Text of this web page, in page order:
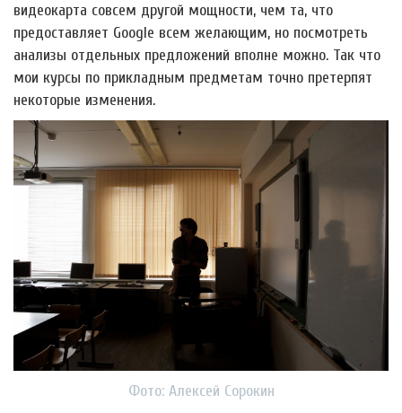
видеокарта совсем другой мощности, чем та, что
предоставляет Google всем желающим, но посмотреть
анализы отдельных предложений вполне можно. Так что
мои курсы по прикладным предметам точно претерпят
некоторые изменения.
Фото: Алексей Сорокин